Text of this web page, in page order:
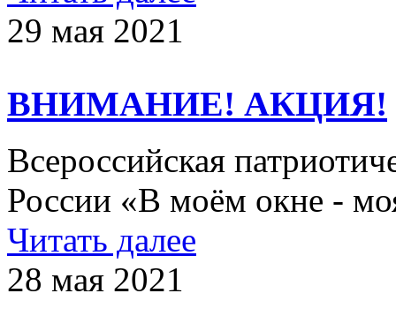
29 мая 2021
ВНИМАНИЕ! АКЦИЯ!
Всероссийская
России «В моём окне -
Читать далее
28 мая 2021